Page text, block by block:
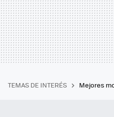
TEMAS DE INTERÉS Mejores